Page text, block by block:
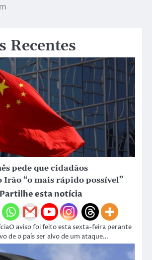
Recentes
pede que cidadãos
Irão “o mais rápido possível”
Partilhe esta notícia
aviso foi feito esta sexta-feira perante
de o país ser alvo de um ataque…